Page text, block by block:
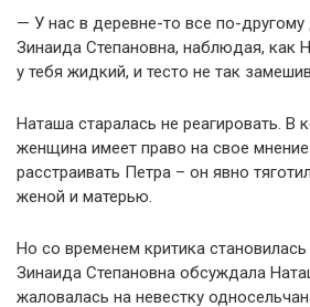
— У нас в деревне-то все по-
Зинаида Степановна, наблюдая, как
у тебя жидкий, и тесто не так
Наташа старалась не реагировать. В
женщина имеет право на свое
расстраивать Петра – он явно
женой и матерью.
Но со временем критика становилась
Зинаида Степановна обсуждала
жаловалась на невестку